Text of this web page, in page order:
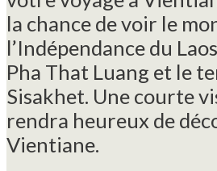
la chance de voir le
l’Indépendance du
Pha That Luang et le
Sisakhet. Une courte
rendra heureux de
Vientiane.